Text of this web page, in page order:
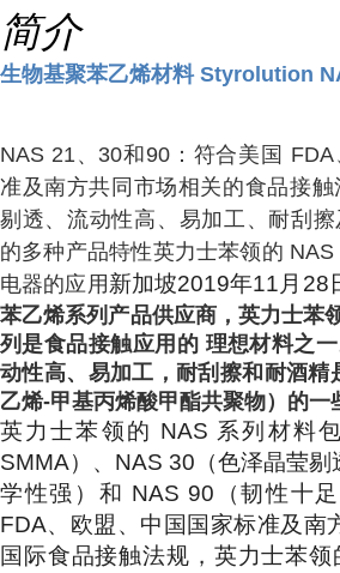
简介
生物基聚苯乙烯材料 Styrolution
NAS 21、30和90：符合美国
准及南方共同市场相关的食品接触
剔透、流动性高、易加工、耐刮
的多种产品特性英力士苯领的
电器的应用 新加坡2019年11月28
苯乙烯系列产品供应商，英力士苯
列是食品接触应用的 理想材料之
动性高、易加工 ， 耐刮擦和耐酒精
乙烯-甲基丙烯酸甲酯共聚物） 的一
英力士苯领的 NAS 系列材料
SMMA）、NAS 30（色泽晶莹剔
学性强）和 NAS 90（韧性十
FDA、欧盟、中国国家标准及南
国际食品接触法规，英力士苯